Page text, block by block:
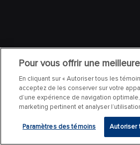
Pour vous offrir une
En cliquant sur « Autoriser tous les
acceptez de les conserver sur votre
d’une expérience de navigation
marketing pertinent et analyser
Paramètres des témoins Autoriser